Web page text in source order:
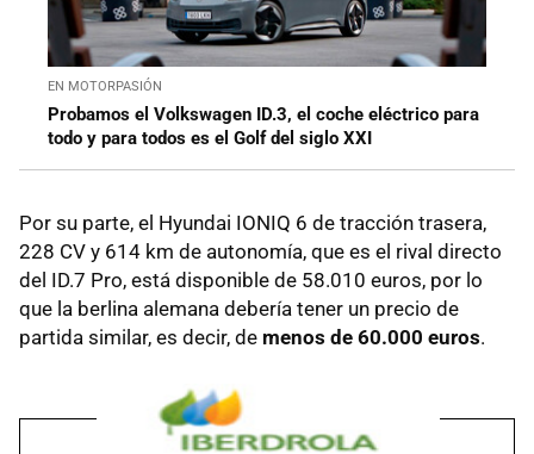
EN MOTORPASIÓN
Probamos el Volkswagen ID.3, el coche eléctrico para
todo y para todos es el Golf del siglo XXI
Por su parte, el Hyundai IONIQ 6 de tracción trasera,
228 CV y 614 km de autonomía, que es el rival directo
del ID.7 Pro, está disponible de 58.010 euros, por lo
que la berlina alemana debería tener un precio de
partida similar, es decir, de menos de 60.000 euros.